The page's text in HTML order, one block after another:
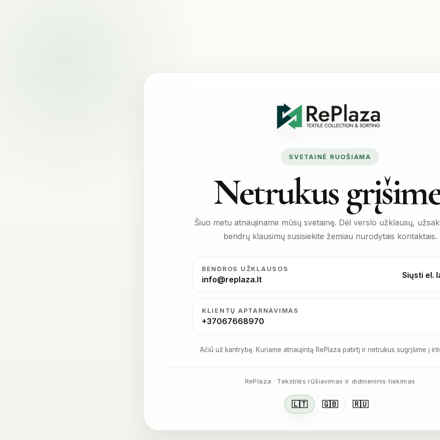
SVETAINĖ RUOŠIAMA
Netrukus
Šiuo metu atnaujiname mūsų svetainę. Dėl verslo užklausų,
bendrų klausimų susisiekite žemiau nurodytais kontaktais.
BENDROS UŽKLAUSOS
info@replaza.lt Siųsti el.
KLIENTŲ APTARNAVIMAS
+37067668970
Ačiū už kantrybę. Kuriame atnaujintą RePlaza patirtį ir netrukus sugrįšime į
RePlaza · Tekstilės rūšiavimas ir didmeninis tiekimas
🇱🇹 🇬🇧 🇷🇺